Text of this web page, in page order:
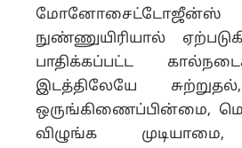
நுண்ணுயிரியால்
பாதிக்கப்பட்ட
இடத்திலேயே
ஒருங்கிணைப்பின்மை,
விழுங்க முடியாமை,